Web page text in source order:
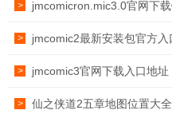
> jmcomicron.mic3.0官网下
> jmcomic2最新安装包官方入
> jmcomic3官网下载入口地址
> 仙之侠道2五章地图位置大